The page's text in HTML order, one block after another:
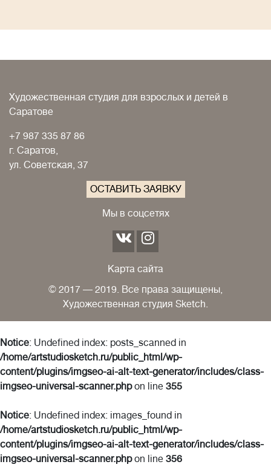
Художественная студия для взрослых и детей в
Саратове
+7 987 335 87 86
г. Саратов,
ул. Советская, 37
ОСТАВИТЬ ЗАЯВКУ
Мы в соцсетях
Карта сайта
© 2017 — 2019. Все права защищены,
Художественная студия Sketch.
Notice: Undefined index: posts_scanned in
/home/artstudiosketch.ru/public_html/wp-
content/plugins/imgseo-ai-alt-text-generator/includes/class-
imgseo-universal-scanner.phpon line 355
Notice: Undefined index: images_found in
/home/artstudiosketch.ru/public_html/wp-
content/plugins/imgseo-ai-alt-text-generator/includes/class-
imgseo-universal-scanner.phpon line 356